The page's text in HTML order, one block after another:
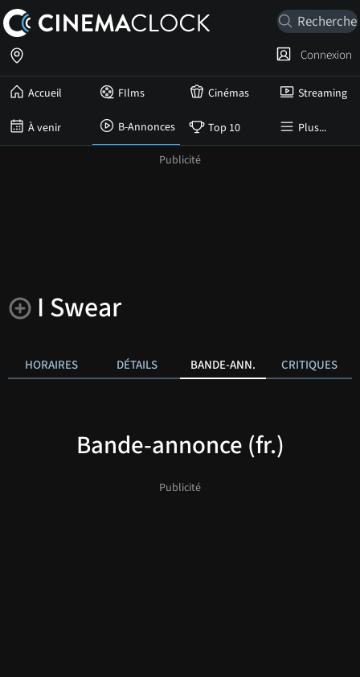
Accueil FIlms Cinémas Streaming
À venir B-Annonces Top 10 Plus...
Connexion
I Swear
HORAIRES DÉTAILS BANDE-ANN. CRITIQUES
Bande-annonce (fr.)